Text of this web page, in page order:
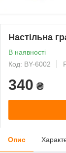
Настільна
В наявності
Код: BY-6002
340 ₴
Опис